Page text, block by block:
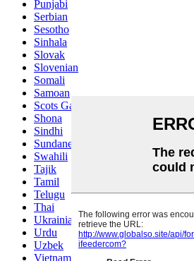
Punjabi
Serbian
Sesotho
Sinhala
Slovak
Slovenian
Somali
Samoan
Scots Gaelic
Shona
Sindhi
Sundanese
Swahili
Tajik
Tamil
Telugu
Thai
Ukrainian
Urdu
Uzbek
Vietnamese